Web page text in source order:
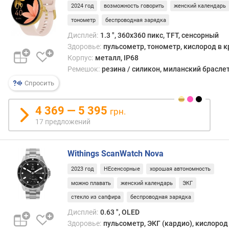
р
к
о
т
ь
н
и
т
)
з
а
щ
и
т
а
и
ф
Спросить
2024 год возможность говорить женский календарь
тонометр беспроводная зарядка
Дисплей: 1.3 ", 360x360 пикс, TFT, сенсорный
Здоровье: пульсометр, тонометр, кислород в
Корпус: металл, IP68
Ремешок: резина / силикон, миланский
4 369 — 5 395 грн.
17 предложений
Withings ScanWatch Nova
2023 год НЕсенсорные хорошая автономность
можно плавать женский календарь ЭКГ
стекло из сапфира беспроводная зарядка
Дисплей: 0.63 ", OLED
Здоровье: пульсометр, ЭКГ (кардио),